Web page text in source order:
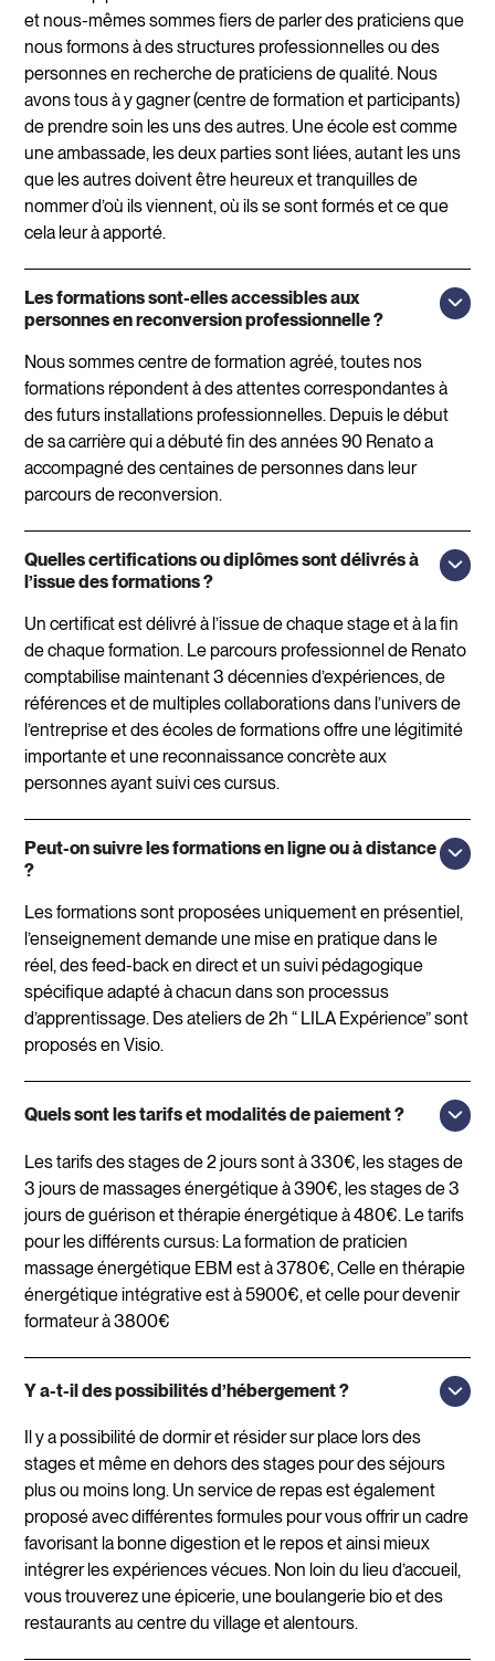
et nous-mêmes sommes fiers de parler des praticiens que
nous formons à des structures professionnelles ou des
personnes en recherche de praticiens de qualité. Nous
avons tous à y gagner (centre de formation et participants)
de prendre soin les uns des autres. Une école est comme
une ambassade, les deux parties sont liées, autant les uns
que les autres doivent être heureux et tranquilles de
nommer d’où ils viennent, où ils se sont formés et ce que
cela leur à apporté.
Les formations sont-elles accessibles aux
personnes en reconversion professionnelle ?
Nous sommes centre de formation agréé, toutes nos
formations répondent à des attentes correspondantes à
des futurs installations professionnelles. Depuis le début
de sa carrière qui a débuté fin des années 90 Renato a
accompagné des centaines de personnes dans leur
parcours de reconversion.
Quelles certifications ou diplômes sont délivrés à
l’issue des formations ?
Un certificat est délivré à l’issue de chaque stage et à la fin
de chaque formation. Le parcours professionnel de Renato
comptabilise maintenant 3 décennies d’expériences, de
références et de multiples collaborations dans l’univers de
l’entreprise et des écoles de formations offre une légitimité
importante et une reconnaissance concrète aux
personnes ayant suivi ces cursus.
Peut-on suivre les formations en ligne ou à distance
?
Les formations sont proposées uniquement en présentiel,
l’enseignement demande une mise en pratique dans le
réel, des feed-back en direct et un suivi pédagogique
spécifique adapté à chacun dans son processus
d’apprentissage. Des ateliers de 2h “ LILA Expérience” sont
proposés en Visio.
Quels sont les tarifs et modalités de paiement ?
Les tarifs des stages de 2 jours sont à 330€, les stages de
3 jours de massages énergétique à 390€, les stages de 3
jours de guérison et thérapie énergétique à 480€. Le tarifs
pour les différents cursus: La formation de praticien
massage énergétique EBM est à 3780€, Celle en thérapie
énergétique intégrative est à 5900€, et celle pour devenir
formateur à 3800€
Y a-t-il des possibilités d’hébergement ?
Il y a possibilité de dormir et résider sur place lors des
stages et même en dehors des stages pour des séjours
plus ou moins long. Un service de repas est également
proposé avec différentes formules pour vous offrir un cadre
favorisant la bonne digestion et le repos et ainsi mieux
intégrer les expériences vécues. Non loin du lieu d’accueil,
vous trouverez une épicerie, une boulangerie bio et des
restaurants au centre du village et alentours.